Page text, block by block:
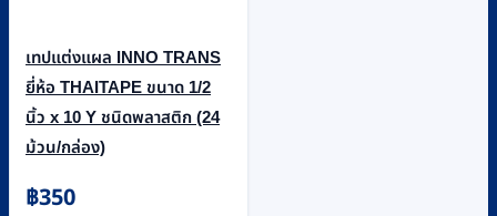
เทปแต่งแผล INNO TRANS
ยี่ห้อ THAITAPE ขนาด 1/2
นิ้ว x 10 Y ชนิดพลาสติก (24
ม้วน/กล่อง)
฿350